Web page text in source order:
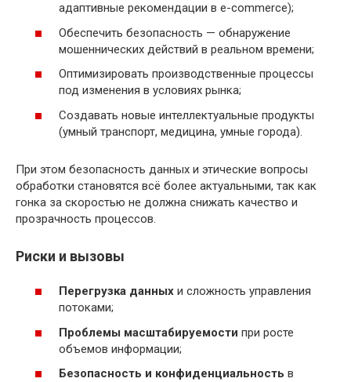
адаптивные рекомендации в e-commerce);
Обеспечить безопасность — обнаружение
мошеннических действий в реальном времени;
Оптимизировать производственные процессы
под изменения в условиях рынка;
Создавать новые интеллектуальные продукты
(умный транспорт, медицина, умные города).
При этом безопасность данных и этические вопросы
обработки становятся всё более актуальными, так как
гонка за скоростью не должна снижать качество и
прозрачность процессов.
Риски и вызовы
Перегрузка данных и сложность управления
потоками;
Проблемы масштабируемости при росте
объемов информации;
Безопасность и конфиденциальность в